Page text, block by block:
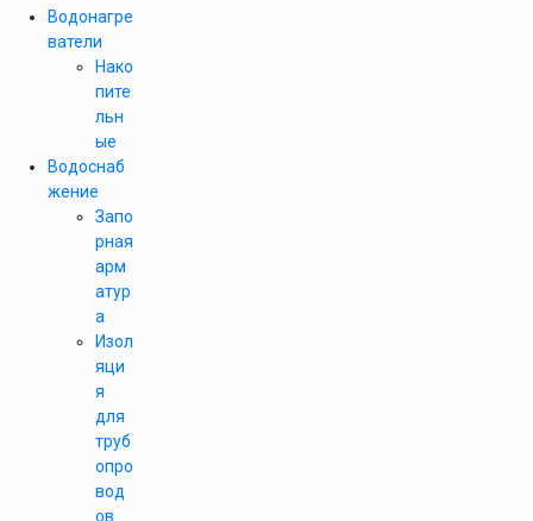
Водонагре
ватели
Нако
пите
льн
ые
Водоснаб
жение
Запо
рная
арм
атур
а
Изол
яци
я
для
труб
опро
вод
ов